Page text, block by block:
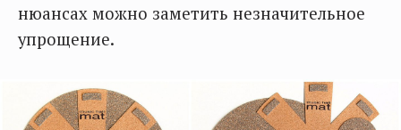
нюансах можно заметить незначительное
упрощение.